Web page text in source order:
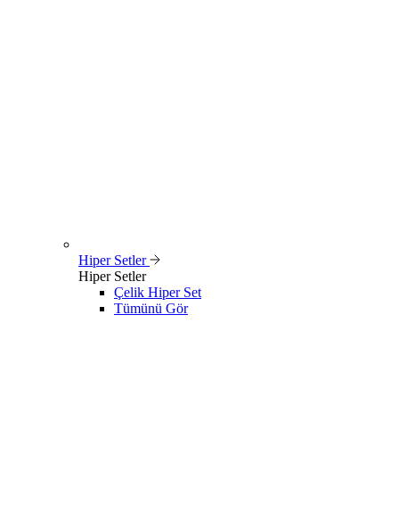
Hiper Setler
Hiper Setler
Çelik Hiper Set
Tümünü Gör